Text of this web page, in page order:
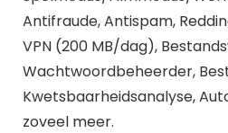
Antifraude, Antispam,
VPN (200 MB/dag),
Wachtwoordbeheerder,
Kwetsbaarheidsanalyse,
zoveel meer.